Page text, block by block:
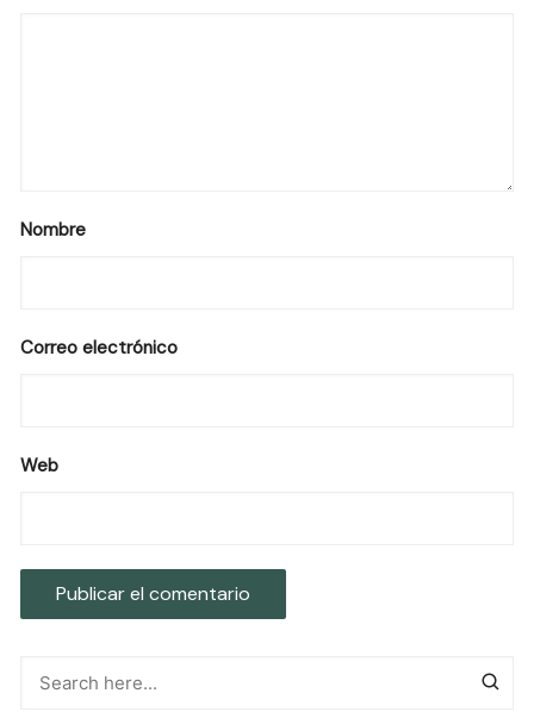
Nombre
Correo electrónico
Web